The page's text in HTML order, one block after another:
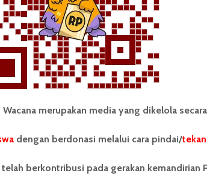
ULAS
Sinyal, Buktikan
Ernest dalam Film...
Octavi Sheren
10 Juli 2018
merupakan media yang dikelola
dengan berdonasi melalui cara pindai/tekan
berkontribusi pada gerakan kemandirian